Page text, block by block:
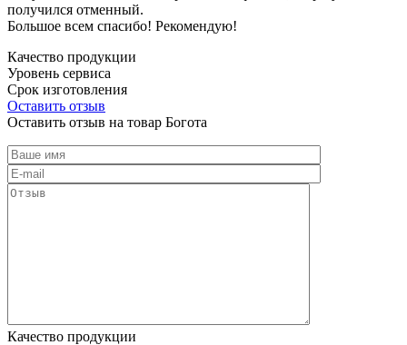
получился отменный.
Большое всем спасибо! Рекомендую!
Качество продукции
Уровень сервиса
Срок изготовления
Оставить отзыв
Оставить отзыв на товар Богота
Качество продукции